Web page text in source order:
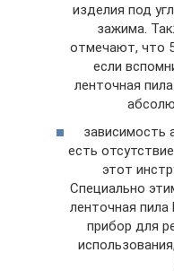
изделия под
зажима.
отмечают, что
если
ленточная
зависимость
есть
этот
Специально
ленточная
прибор для